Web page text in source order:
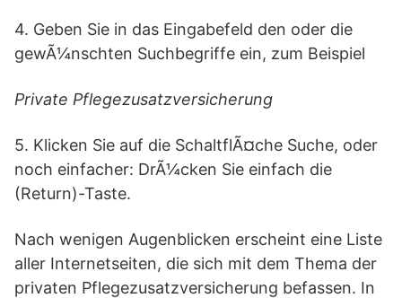
4. Geben Sie in das Eingabefeld den oder die
gewÃ¼nschten Suchbegriffe ein, zum Beispiel
Private Pflegezusatzversicherung
5. Klicken Sie auf die SchaltflÃ¤che Suche, oder
noch einfacher: DrÃ¼cken Sie einfach die
(Return)-Taste.
Nach wenigen Augenblicken erscheint eine Liste
aller Internetseiten, die sich mit dem Thema der
privaten Pflegezusatzversicherung befassen. In